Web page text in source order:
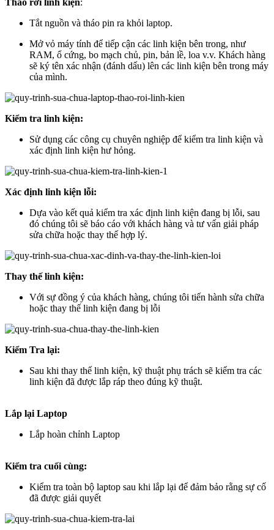
Tháo rời linh kiện:
Tắt nguồn và tháo pin ra khỏi laptop.
Mở vỏ máy tính để tiếp cận các linh kiện bên trong, như
RAM, ổ cứng, bo mạch chủ, pin, bản lề, loa v.v. Khách hàng
sẽ ký tên xác nhận (đánh dấu) lên các linh kiện bên trong máy
của mình.
Kiểm tra linh kiện:
Sử dụng các công cụ chuyên nghiệp để kiểm tra linh kiện và
xác định linh kiện hư hỏng.
Xác định linh kiện lỗi:
Dựa vào kết quả kiểm tra xác định linh kiện đang bị lỗi, sau
đó chúng tôi sẽ báo cáo với khách hàng và tư vấn giải pháp
sửa chữa hoặc thay thế hợp lý.
Thay thế linh kiện:
Với sự đồng ý của khách hàng, chúng tôi tiến hành sửa chữa
hoặc thay thế linh kiện đang bị lỗi
Kiểm Tra lại:
Sau khi thay thế linh kiện, kỹ thuật phụ trách sẽ kiểm tra các
linh kiện đã được lắp ráp theo đúng kỹ thuật.
Lắp lại Laptop
Lắp hoàn chỉnh Laptop
Kiểm tra cuối cùng:
Kiểm tra toàn bộ laptop sau khi lắp lại để đảm bảo rằng sự cố
đã được giải quyết